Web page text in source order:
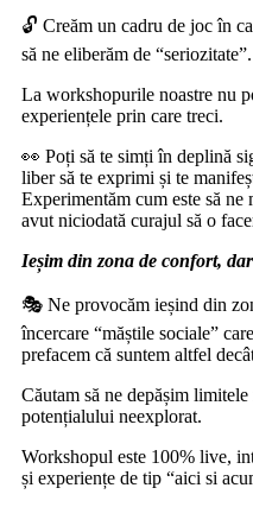
🔓 Creăm un cadru de jocîn
să ne eliberăm de “seriozitate”.
La workshopurile noastre nu
experiențele prin care treci.
👀 Poți să te simți în deplină
liber să te exprimi și te manifeș
Experimentăm cum este să ne
avut niciodată curajul să o
Ieșim din zona de confort,
🎭 Ne provocăm ieșind din
încercare “măștile sociale”
prefacem că suntem altfel decâ
Căutam să ne depășim limitele
potențialului neexplorat.
Workshopul este 100% live,
și experiențe de tip “aici si